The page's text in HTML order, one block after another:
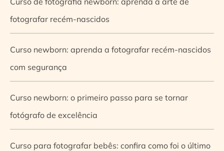
fotografar recém-nascidos
Curso newborn: aprenda a fotografar recém-nascidos
com segurança
Curso newborn: o primeiro passo para se tornar
fotógrafo de excelência
Curso para fotografar bebês: confira como foi o último